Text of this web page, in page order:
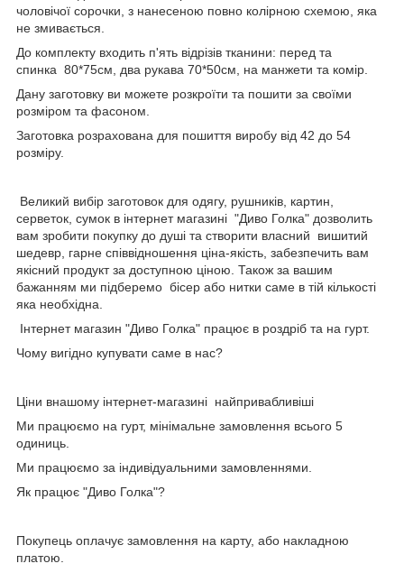
чоловічої сорочки, з нанесеною повно колірною схемою, яка
не змивається.
До комплекту входить п'ять відрізів тканини: перед та
спинка 80*75см, два рукава 70*50см, на манжети та комір.
Дану заготовку ви можете розкроїти та пошити за своїми
розміром та фасоном.
Заготовка розрахована для пошиття виробу від 42 до 54
розміру.
Великий вибір заготовок для одягу, рушників, картин,
серветок, сумок в інтернет магазині "Диво Голка" дозволить
вам зробити покупку до душі та створити власний вишитий
шедевр, гарне співвідношення ціна-якість, забезпечить вам
якісний продукт за доступною ціною. Також за вашим
бажанням ми підберемо бісер або нитки саме в тій кількості
яка необхідна.
Інтернет магазин "Диво Голка" працює в роздріб та на гурт.
Чому вигідно купувати саме в нас?
Ціни внашому інтернет-магазині найпривабливіші
Ми працюємо на гурт, мінімальне замовлення всього 5
одиниць.
Ми працюємо за індивідуальними замовленнями.
Як працює "Диво Голка"?
Покупець оплачує замовлення на карту, або накладною
платою.